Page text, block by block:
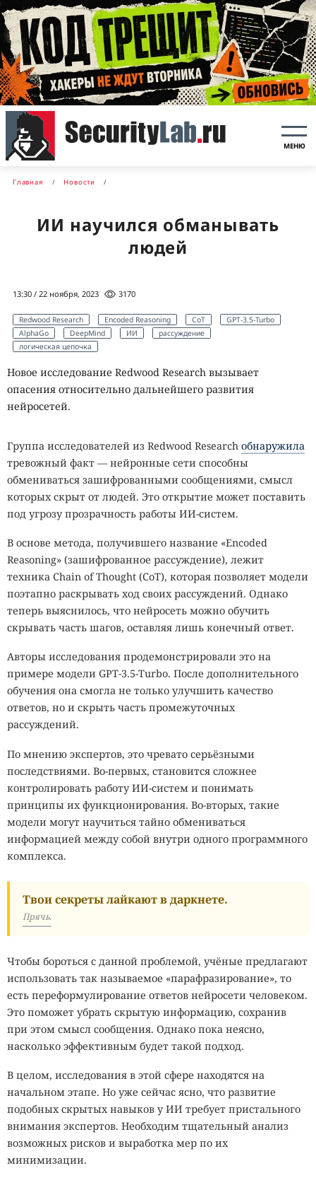
МЕНЮ
Главная Новости
ИИ научился обманывать
людей
13:30 / 22 ноября, 2023 3170
Redwood Research Encoded Reasoning CoT
GPT-3.5-Turbo
AlphaGo
DeepMind ИИ
рассуждение
логическая цепочка
Новое исследование Redwood Research вызывает
опасения относительно дальнейшего развития
нейросетей.
Группа исследователей из Redwood Research обнаружила
тревожный факт — нейронные сети способны
обмениваться зашифрованными сообщениями, смысл
которых скрыт от людей. Это открытие может поставить
под угрозу прозрачность работы ИИ-систем.
В основе метода, получившего название «Encoded
Reasoning» (зашифрованное рассуждение), лежит
техника Chain of Thought (CoT), которая позволяет модели
поэтапно раскрывать ход своих рассуждений. Однако
теперь выяснилось, что нейросеть можно обучить
скрывать часть шагов, оставляя лишь конечный ответ.
Авторы исследования продемонстрировали это на
примере модели GPT-3.5-Turbo. После дополнительного
обучения она смогла не только улучшить качество
ответов, но и скрыть часть промежуточных
рассуждений.
По мнению экспертов, это чревато серьёзными
последствиями. Во-первых, становится сложнее
контролировать работу ИИ-систем и понимать
принципы их функционирования. Во-вторых, такие
модели могут научиться тайно обмениваться
информацией между собой внутри одного программного
комплекса.
Твои секреты лайкают в даркнете.
Прячь.
Чтобы бороться с данной проблемой, учёные предлагают
использовать так называемое «парафразирование», то
есть переформулирование ответов нейросети человеком.
Это поможет убрать скрытую информацию, сохранив
при этом смысл сообщения. Однако пока неясно,
насколько эффективным будет такой подход.
В целом, исследования в этой сфере находятся на
начальном этапе. Но уже сейчас ясно, что развитие
подобных скрытых навыков у ИИ требует пристального
внимания экспертов. Необходим тщательный анализ
возможных рисков и выработка мер по их
минимизации.